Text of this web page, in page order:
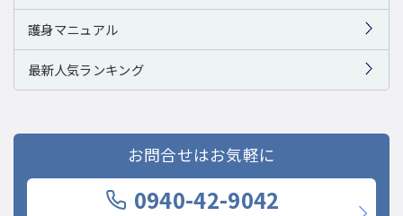
護身マニュアル
最新人気ランキング
お問合せはお気軽に
0940-42-9042